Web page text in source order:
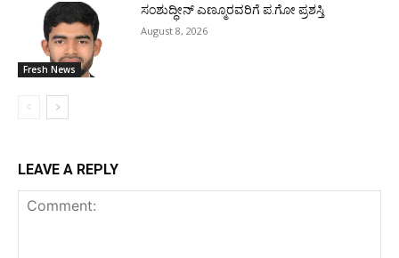
Fresh News
ಸಂಶುದ್ಧೀನ್ ಎಣ್ಮೂರವರಿಗೆ ಪ.ಗೋ ಪ್ರಶಸ್ತಿ
August 8, 2026
LEAVE A REPLY